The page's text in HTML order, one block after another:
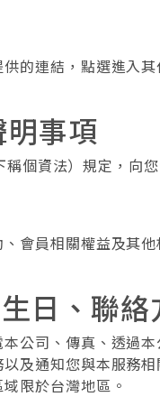
的連結，點選進入
事項
個資法）規定，向您
會員相關權益及其
日、聯絡
公司、傳真、透過
及通知您與本服務
限於台灣地區。